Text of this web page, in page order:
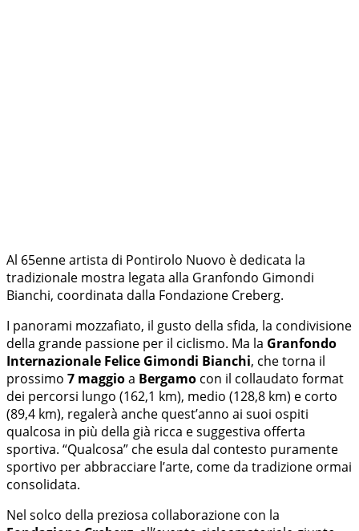
Al 65enne artista di Pontirolo Nuovo è dedicata la
tradizionale mostra legata alla Granfondo Gimondi
Bianchi, coordinata dalla Fondazione Creberg.
I panorami mozzafiato, il gusto della sfida, la condivisione
della grande passione per il ciclismo. Ma la Granfondo
Internazionale Felice Gimondi Bianchi, che torna il
prossimo 7 maggioa Bergamo con il collaudato format
dei percorsi lungo (162,1 km), medio (128,8 km) e corto
(89,4 km), regalerà anche quest’anno ai suoi ospiti
qualcosa in più della già ricca e suggestiva offerta
sportiva. “Qualcosa” che esula dal contesto puramente
sportivo per abbracciare l’arte, come da tradizione ormai
consolidata.
Nel solco della preziosa collaborazione con la